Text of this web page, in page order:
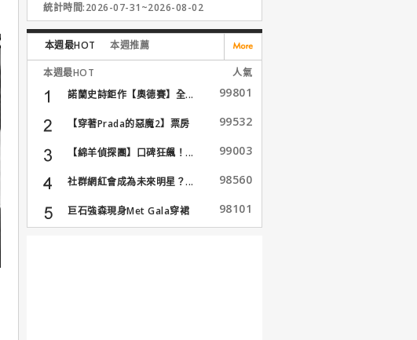
統計時間:2026-07-31~2026-08-02
本週最HOT 本週推薦
本週最HOT
人氣
諾蘭史詩鉅作【奧德賽】全...
99801
【穿著Prada的惡魔2】票房
99532
【綿羊偵探團】口碑狂飆！... 99003
社群網紅會成為未來明星？... 98560
巨石強森現身Met Gala穿裙
子...
98101